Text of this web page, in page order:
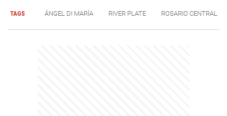
TAGS ÁNGEL DI MARÍA RIVER PLATE ROSARIO CENTRAL